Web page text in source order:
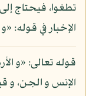
تطغوا، فيحتاج
الإخبار في قوله:
قوله تعالى: «و
الإنس و الجن، و